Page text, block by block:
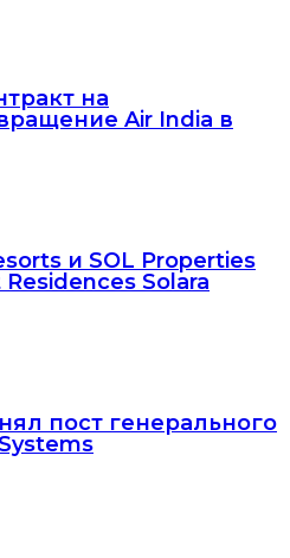
на
Air India в
и SOL Properties
Solara
пост генерального